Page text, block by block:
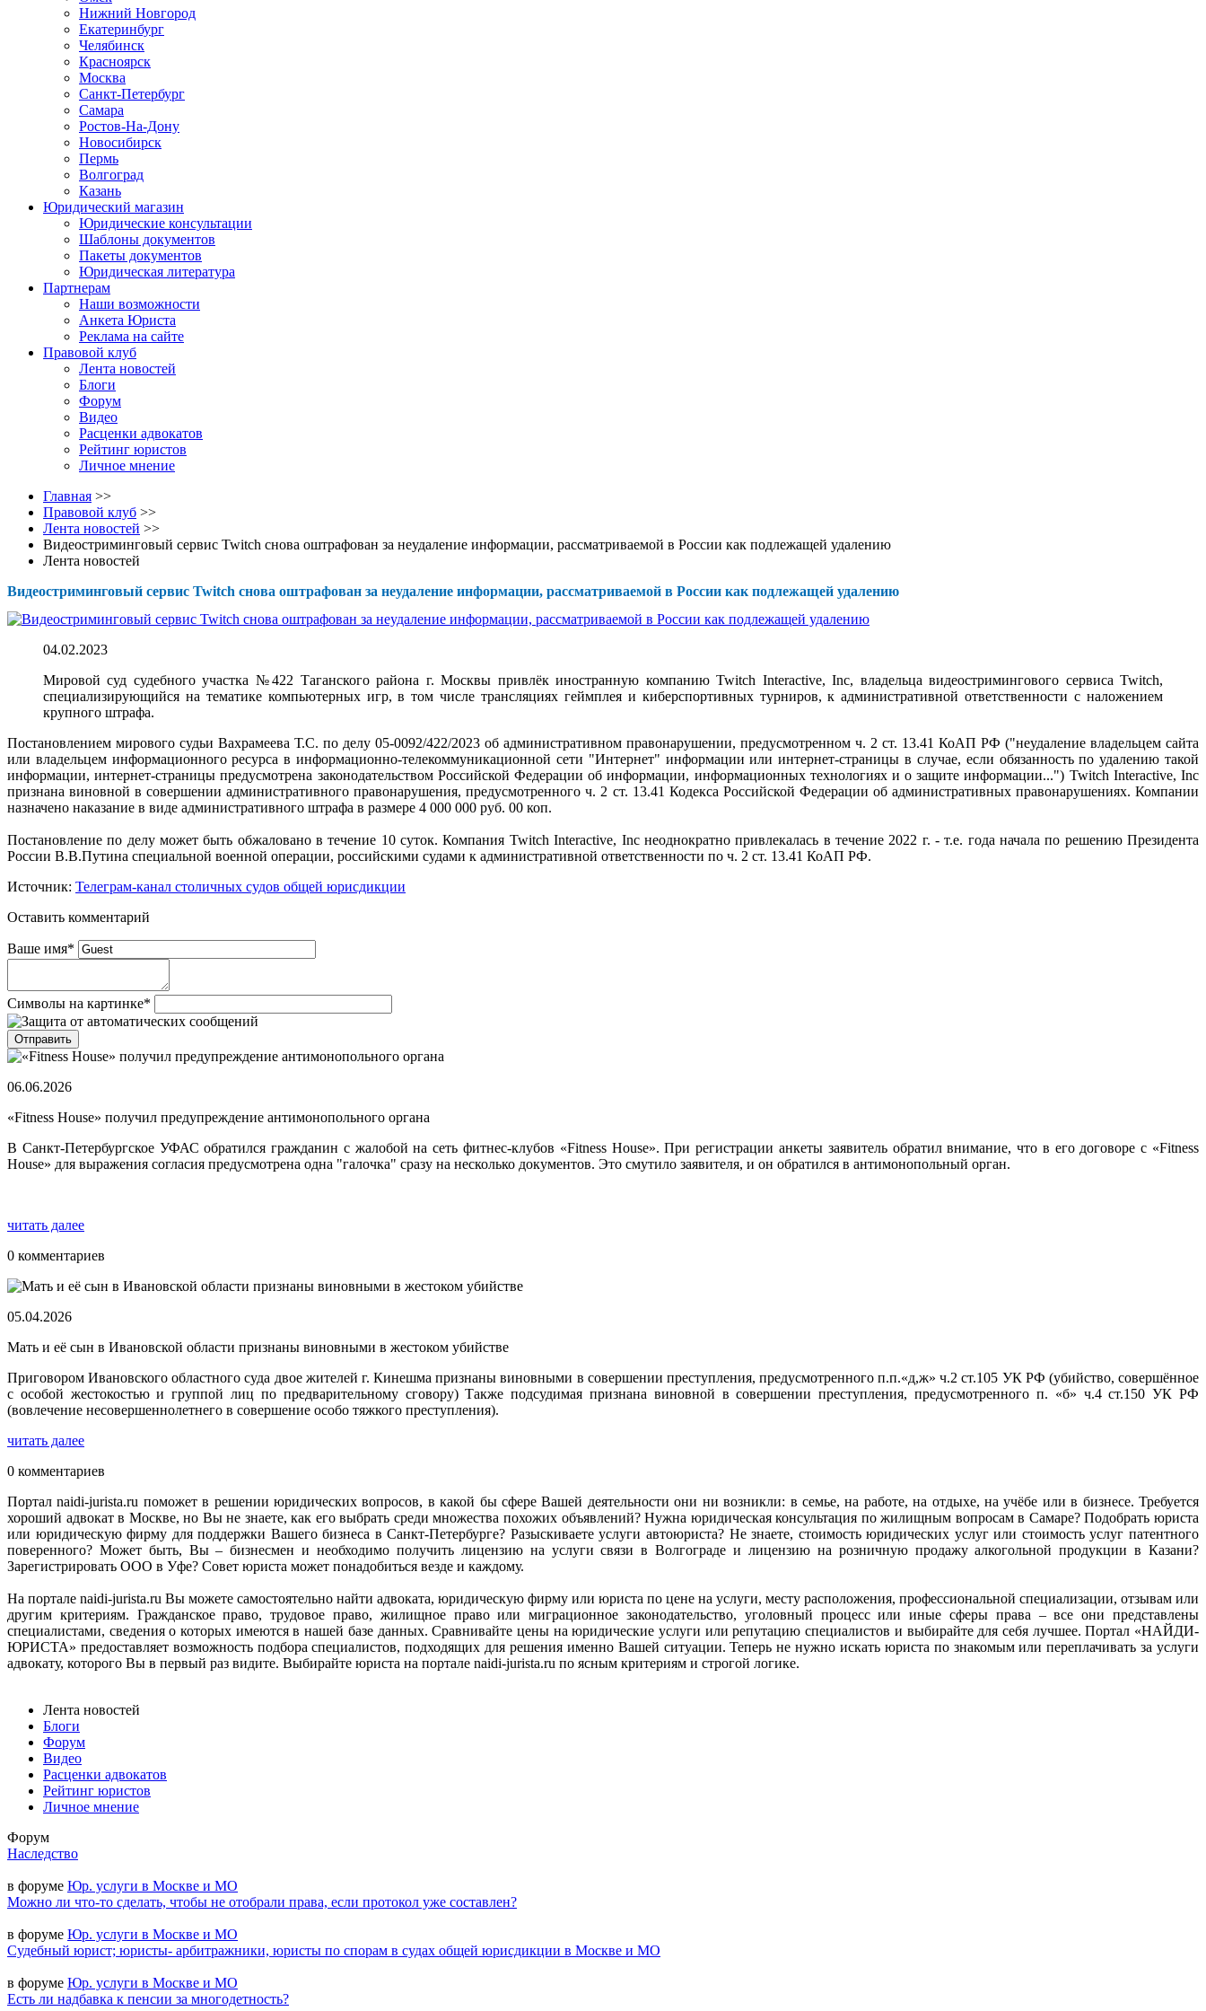
Нижний Новгород
Екатеринбург
Челябинск
Красноярск
Москва
Санкт-Петербург
Самара
Ростов-На-Дону
Новосибирск
Пермь
Волгоград
Казань
Юридический магазин
Юридические консультации
Шаблоны документов
Пакеты документов
Юридическая литература
Партнерам
Наши возможности
Анкета Юриста
Реклама на сайте
Правовой клуб
Лента новостей
Блоги
Форум
Видео
Расценки адвокатов
Рейтинг юристов
Личное мнение
Главная >>
Правовой клуб >>
Лента новостей >>
Видеостриминговый сервис Twitch снова оштрафован за неудаление информации, рассматриваемой в России как подлежащей удалению
Лента новостей
Видеостриминговый сервис Twitch снова оштрафован за неудаление информации, рассматриваемой в России как подлежащей удалению
04.02.2023
Мировой суд судебного участка №422 Таганского района г. Москвы привлёк иностранную компанию Twitch Interactive, Inc, владельца видеостримингового сервиса Twitch,
специализирующийся на тематике компьютерных игр, в том числе трансляциях геймплея и киберспортивных турниров, к административной ответственности с наложением
крупного штрафа.
Постановлением мирового судьи Вахрамеева Т.С. по делу 05-0092/422/2023 об административном правонарушении, предусмотренном ч. 2 ст. 13.41 КоАП РФ ("неудаление владельцем сайта
или владельцем информационного ресурса в информационно-телекоммуникационной сети "Интернет" информации или интернет-страницы в случае, если обязанность по удалению такой
информации, интернет-страницы предусмотрена законодательством Российской Федерации об информации, информационных технологиях и о защите информации...") Twitch Interactive, Inc
признана виновной в совершении административного правонарушения, предусмотренного ч. 2 ст. 13.41 Кодекса Российской Федерации об административных правонарушениях. Компании
назначено наказание в виде административного штрафа в размере 4 000 000 руб. 00 коп.
Постановление по делу может быть обжаловано в течение 10 суток. Компания Twitch Interactive, Inc неоднократно привлекалась в течение 2022 г. - т.е. года начала по решению Президента
России В.В.Путина специальной военной операции, российскими судами к административной ответственности по ч. 2 ст. 13.41 КоАП РФ.
Источник: Телеграм-канал столичных судов общей юрисдикции
Оставить комментарий
Ваше имя*
Символы на картинке*
06.06.2026
«Fitness House» получил предупреждение антимонопольного органа
В Санкт-Петербургское УФАС обратился гражданин с жалобой на сеть фитнес-клубов «Fitness House». При регистрации анкеты заявитель обратил внимание, что в его договоре с «Fitness
House» для выражения согласия предусмотрена одна "галочка" сразу на несколько документов. Это смутило заявителя, и он обратился в антимонопольный орган.
читать далее
0 комментариев
05.04.2026
Мать и её сын в Ивановской области признаны виновными в жестоком убийстве
Приговором Ивановского областного суда двое жителей г. Кинешма признаны виновными в совершении преступления, предусмотренного п.п.«д,ж» ч.2 ст.105 УК РФ (убийство, совершённое
с особой жестокостью и группой лиц по предварительному сговору) Также подсудимая признана виновной в совершении преступления, предусмотренного п. «б» ч.4 ст.150 УК РФ
(вовлечение несовершеннолетнего в совершение особо тяжкого преступления).
читать далее
0 комментариев
Портал naidi-jurista.ru поможет в решении юридических вопросов, в какой бы сфере Вашей деятельности они ни возникли: в семье, на работе, на отдыхе, на учёбе или в бизнесе. Требуется
хороший адвокат в Москве, но Вы не знаете, как его выбрать среди множества похожих объявлений? Нужна юридическая консультация по жилищным вопросам в Самаре? Подобрать юриста
или юридическую фирму для поддержки Вашего бизнеса в Санкт-Петербурге? Разыскиваете услуги автоюриста? Не знаете, стоимость юридических услуг или стоимость услуг патентного
поверенного? Может быть, Вы – бизнесмен и необходимо получить лицензию на услуги связи в Волгограде и лицензию на розничную продажу алкогольной продукции в Казани?
Зарегистрировать ООО в Уфе? Совет юриста может понадобиться везде и каждому.
На портале naidi-jurista.ru Вы можете самостоятельно найти адвоката, юридическую фирму или юриста по цене на услуги, месту расположения, профессиональной специализации, отзывам или
другим критериям. Гражданское право, трудовое право, жилищное право или миграционное законодательство, уголовный процесс или иные сферы права – все они представлены
специалистами, сведения о которых имеются в нашей базе данных. Сравнивайте цены на юридические услуги или репутацию специалистов и выбирайте для себя лучшее. Портал «НАЙДИ-
ЮРИСТА» предоставляет возможность подбора специалистов, подходящих для решения именно Вашей ситуации. Теперь не нужно искать юриста по знакомым или переплачивать за услуги
адвокату, которого Вы в первый раз видите. Выбирайте юриста на портале naidi-jurista.ru по ясным критериям и строгой логике.
Лента новостей
Блоги
Форум
Видео
Расценки адвокатов
Рейтинг юристов
Личное мнение
Форум
Наследство
в форуме Юр. услуги в Москве и МО
Можно ли что-то сделать, чтобы не отобрали права, если протокол уже составлен?
в форуме Юр. услуги в Москве и МО
Судебный юрист; юристы- арбитражники, юристы по спорам в судах общей юрисдикции в Москве и МО
в форуме Юр. услуги в Москве и МО
Есть ли надбавка к пенсии за многодетность?